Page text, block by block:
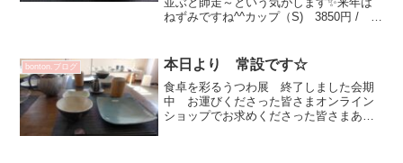
ねずみですね^^カップ（S) 3850円 /
～（笑）お皿のサイズ...
bonton.ブログ 本日より 常設です☆
食卓を彩るうつわ展 終了しました会期
中 お運びくださった皆さまオンライン
ショップでお求めくださった皆さまあり